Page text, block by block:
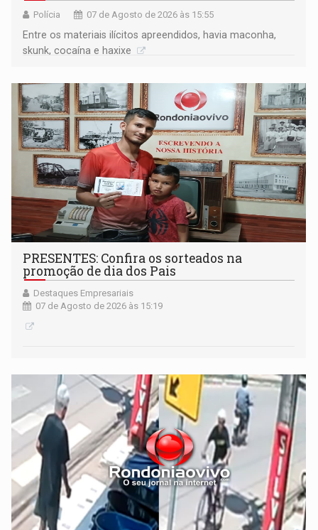
Polícia 07 de Agosto de 2026 às 15:55
Entre os materiais ilícitos apreendidos, havia maconha,
skunk, cocaína e haxixe
PRESENTES: Confira os sorteados na
promoção de dia dos Pais
Destaques Empresariais
07 de Agosto de 2026 às 15:19